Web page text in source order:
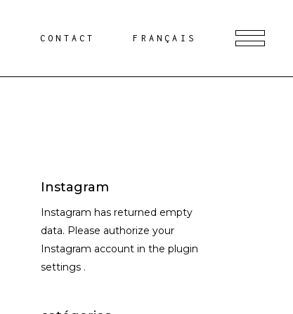
CONTACT FRANÇAIS
Instagram
Instagram has returned empty
data. Please authorize your
Instagram account in the plugin
settings .